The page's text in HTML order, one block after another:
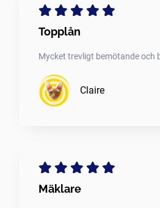
Topplån
Mycket trevligt bemötande och
Claire
Mäklare